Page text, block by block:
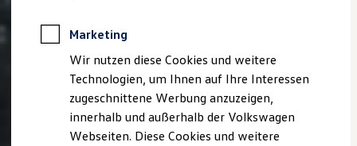
Rekuperation
Laden unterwegs
Laden Zuhause
Ladestationen finden
Ladezeitensimulator
Batterie
Sicherheit
Marketing
Wir nutzen diese Cookies und weitere
Technologien, um Ihnen auf Ihre Interessen
zugeschnittene Werbung anzuzeigen,
innerhalb und außerhalb der Volkswagen
Webseiten. Diese Cookies und weitere